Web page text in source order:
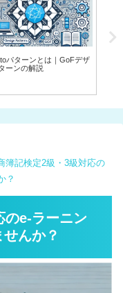
パターンとは｜GoFデザ
ーンの解説
簿記検定2級・3級対応の
？
のe-ラーニン
んか？